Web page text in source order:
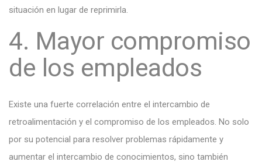
situación en lugar de reprimirla.
4. Mayor compromiso
de los empleados
Existe una fuerte correlación entre el intercambio de
retroalimentación y el compromiso de los empleados. No solo
por su potencial para resolver problemas rápidamente y
aumentar el intercambio de conocimientos, sino también